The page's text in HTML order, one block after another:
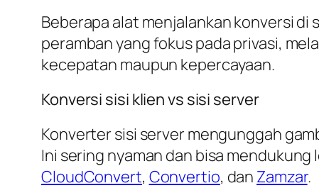
Beberapa alat menjalankan konversi di
peramban yang fokus pada privasi,
kecepatan maupun kepercayaan.
Konversi sisi klien vs sisi server
Konverter sisi server mengunggah
Ini sering nyaman dan bisa
CloudConvert, Convertio, dan Zamzar.